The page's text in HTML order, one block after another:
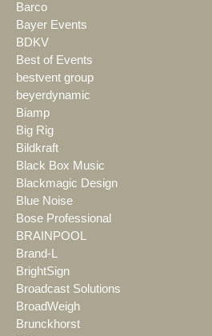
Barco
Bayer Events
BDKV
Best of Events
bestvent group
beyerdynamic
Biamp
Big Rig
Bildkraft
Black Box Music
Blackmagic Design
Blue Noise
Bose Professional
BRAINPOOL
Brand-L
BrightSign
Broadcast Solutions
BroadWeigh
Brunckhorst